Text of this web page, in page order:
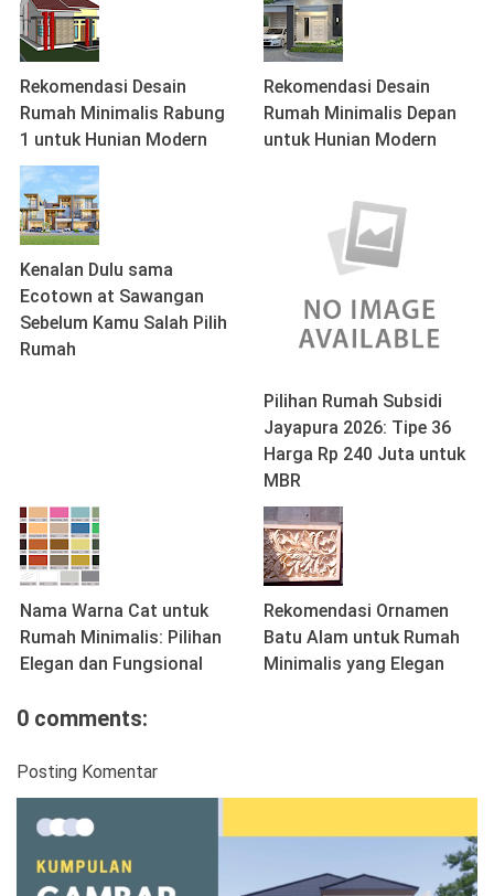
Rekomendasi Desain
Rumah Minimalis Rabung
1 untuk Hunian Modern
Rekomendasi Desain
Rumah Minimalis Depan
untuk Hunian Modern
Kenalan Dulu sama
Ecotown at Sawangan
Sebelum Kamu Salah Pilih
Rumah
Pilihan Rumah Subsidi
Jayapura 2026: Tipe 36
Harga Rp 240 Juta untuk
MBR
Nama Warna Cat untuk
Rumah Minimalis: Pilihan
Elegan dan Fungsional
Rekomendasi Ornamen
Batu Alam untuk Rumah
Minimalis yang Elegan
0 comments:
Posting Komentar